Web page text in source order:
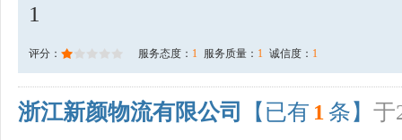
1
评分： 服务态度： 1 服务质量： 1 诚信度： 1
浙江新颜物流有限公司 【已有 1 条】 于